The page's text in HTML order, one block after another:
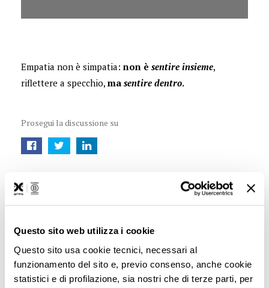
Questo sito web utilizza i cookie
Questo sito usa cookie tecnici, necessari al
funzionamento del sito e, previo consenso, anche cookie
statistici e di profilazione, sia nostri che di terze parti, per
Empatia non è simpatia: non è sentire insieme,
riflettere a specchio, ma sentire dentro.
Prosegui la discussione su